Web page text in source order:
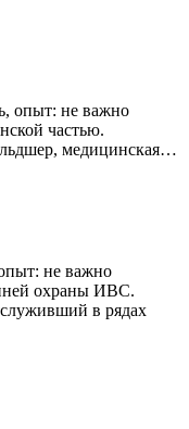
опыт: не важно
частью.
медицинская…
не важно
охраны ИВС.
в рядах